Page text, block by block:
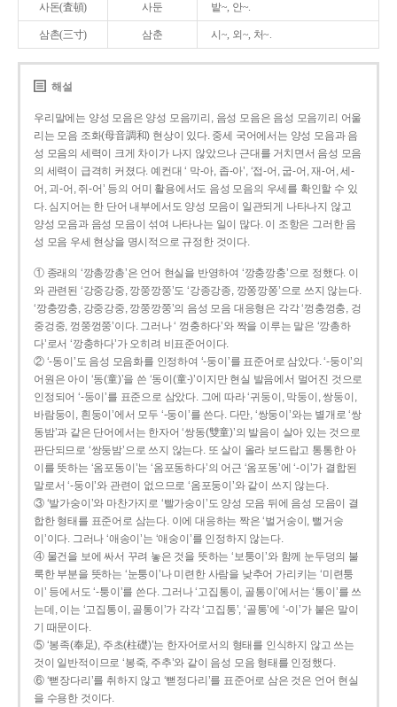
사돈(査頓) 사둔 밭~, 안~.
삼촌(三寸) 삼춘 시~, 외~, 처~.
해설
우리말에는 양성 모음은 양성 모음끼리, 음성 모음은 음성 모음끼리 어울
리는 모음 조화(母音調和) 현상이 있다. 중세 국어에서는 양성 모음과 음
성 모음의 세력이 크게 차이가 나지 않았으나 근대를 거치면서 음성 모음
의 세력이 급격히 커졌다. 예컨대 ‘ 막-아, 좁-아’, ‘접-어, 굽-어, 재-어, 세-
어, 괴-어, 쥐-어’ 등의 어미 활용에서도 음성 모음의 우세를 확인할 수 있
다. 심지어는 한 단어 내부에서도 양성 모음이 일관되게 나타나지 않고
양성 모음과 음성 모음이 섞여 나타나는 일이 많다. 이 조항은 그러한 음
성 모음 우세 현상을 명시적으로 규정한 것이다.
① 종래의 ‘깡총깡총’은 언어 현실을 반영하여 ‘깡충깡충’으로 정했다. 이
와 관련된 ‘강중강중, 깡쭝깡쭝’도 ‘강종강종, 깡쫑깡쫑’으로 쓰지 않는다.
‘깡충깡충, 강중강중, 깡쭝깡쭝’의 음성 모음 대응형은 각각 ‘껑충껑충, 겅
중겅중, 껑쭝껑쭝’이다. 그러나 ‘ 껑충하다’와 짝을 이루는 말은 ‘깡총하
다’로서 ‘깡충하다’가 오히려 비표준어이다.
② ‘-동이’도 음성 모음화를 인정하여 ‘-둥이’를 표준어로 삼았다. ‘-둥이’의
어원은 아이 ‘동(童)’을 쓴 ‘동이(童-)’이지만 현실 발음에서 멀어진 것으로
인정되어 ‘-둥이’를 표준으로 삼았다. 그에 따라 ‘귀둥이, 막둥이, 쌍둥이,
바람둥이, 흰둥이’에서 모두 ‘-둥이’를 쓴다. 다만, ‘쌍둥이’와는 별개로 ‘쌍
동밤’과 같은 단어에서는 한자어 ‘쌍동(雙童)’의 발음이 살아 있는 것으로
판단되므로 ‘쌍둥밤’으로 쓰지 않는다. 또 살이 올라 보드랍고 통통한 아
이를 뜻하는 ‘옴포동이’는 ‘옴포동하다’의 어근 ‘옴포동’에 ‘-이’가 결합된
말로서 ‘-둥이’와 관련이 없으므로 ‘옴포둥이’와 같이 쓰지 않는다.
③ ‘발가숭이’와 마찬가지로 ‘빨가숭이’도 양성 모음 뒤에 음성 모음이 결
합한 형태를 표준어로 삼는다. 이에 대응하는 짝은 ‘벌거숭이, 뻘거숭
이’이다. 그러나 ‘애송이’는 ‘애숭이’를 인정하지 않는다.
④ 물건을 보에 싸서 꾸려 놓은 것을 뜻하는 ‘보퉁이’와 함께 눈두덩의 불
룩한 부분을 뜻하는 ‘눈퉁이’나 미련한 사람을 낮추어 가리키는 ‘미련퉁
이’ 등에서도 ‘-퉁이’를 쓴다. 그러나 ‘고집통이, 골통이’에서는 ‘통이’를 쓰
는데, 이는 ‘고집통이, 골통이’가 각각 ‘고집통’, ‘골통’에 ‘-이’가 붙은 말이
기 때문이다.
⑤ ‘봉족(奉足), 주초(柱礎)’는 한자어로서의 형태를 인식하지 않고 쓰는
것이 일반적이므로 ‘봉죽, 주추’와 같이 음성 모음 형태를 인정했다.
⑥ ‘뻗장다리’를 취하지 않고 ‘뻗정다리’를 표준어로 삼은 것은 언어 현실
을 수용한 것이다.